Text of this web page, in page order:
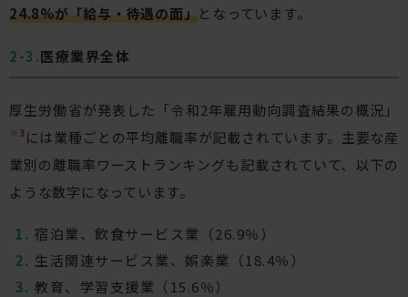
24.8%が「給与・待遇の面」となっています。
医療業界全体
厚生労働省が発表した「令和2年雇用動向調査結果の概況」
※3 には業種ごとの平均離職率が記載されています。主要な産
業別の離職率ワーストランキングも記載されていて、以下の
ような数字になっています。
宿泊業、飲食サービス業（26.9％）
生活関連サービス業、娯楽業（18.4％）
教育、学習支援業（15.6％）